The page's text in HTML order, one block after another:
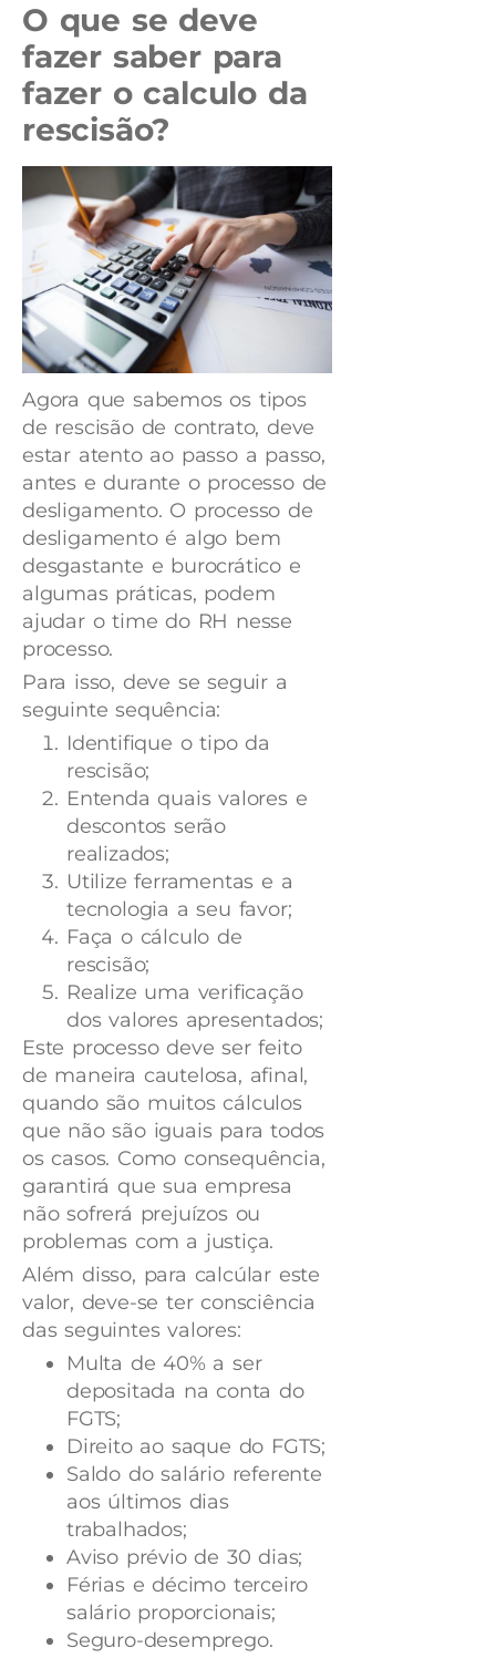
O que se deve
fazer saber para
fazer o calculo da
rescisão?
Agora que sabemos os tipos
de rescisão de contrato, deve
estar atento ao passo a passo,
antes e durante o processo de
desligamento. O processo de
desligamento é algo bem
desgastante e burocrático e
algumas práticas, podem
ajudar o time do RH nesse
processo.
Para isso, deve se seguir a
seguinte sequência:
Identifique o tipo da
rescisão;
Entenda quais valores e
descontos serão
realizados;
Utilize ferramentas e a
tecnologia a seu favor;
Faça o cálculo de
rescisão;
Realize uma verificação
dos valores apresentados;
Este processo deve ser feito
de maneira cautelosa, afinal,
quando são muitos cálculos
que não são iguais para todos
os casos. Como consequência,
garantirá que sua empresa
não sofrerá prejuízos ou
problemas com a justiça.
Além disso, para calcúlar este
valor, deve-se ter consciência
das seguintes valores:
Multa de 40% a ser
depositada na conta do
FGTS;
Direito ao saque do FGTS;
Saldo do salário referente
aos últimos dias
trabalhados;
Aviso prévio de 30 dias;
Férias e décimo terceiro
salário proporcionais;
Seguro-desemprego.